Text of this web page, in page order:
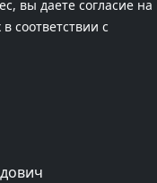
вы даете согласие на
соответствии с